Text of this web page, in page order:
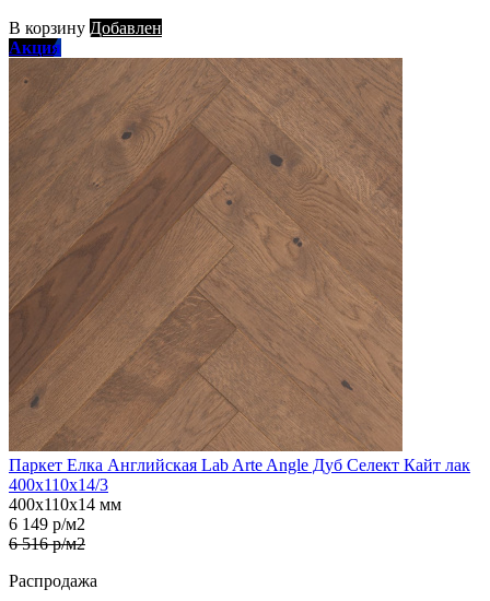
В корзину Добавлен
Акция
Паркет Елка Английская Lab Arte Angle Дуб Селект Кайт лак
400х110х14/3
400х110х14 мм
6 149 р/м2
6 516 р/м2
Распродажа